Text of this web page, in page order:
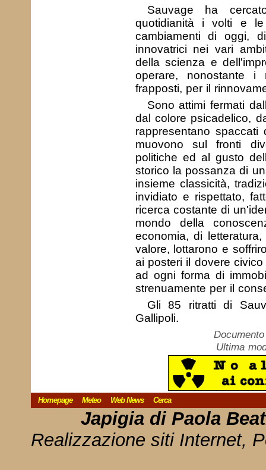
Sauvage ha
quotidianità i volti e
cambiamenti di oggi,
innovatrici nei vari
della scienza e
operare, nonostante i
frapposti, per il
Sono attimi fermati
dal colore psicadelico,
rappresentano
muovono sul fronti
politiche ed al gusto
storico la possanza di
insieme classicità,
invidiato e rispettato,
ricerca costante di
mondo della
economia, di
valore, lottarono e
ai posteri il dovere
ad ogni forma di
strenuamente per il
Gli 85 ritratti di
Gallipoli.
Ultima
Homepage Meteo Web News Cerca
Japigia di Paola
Realizzazione siti Internet,